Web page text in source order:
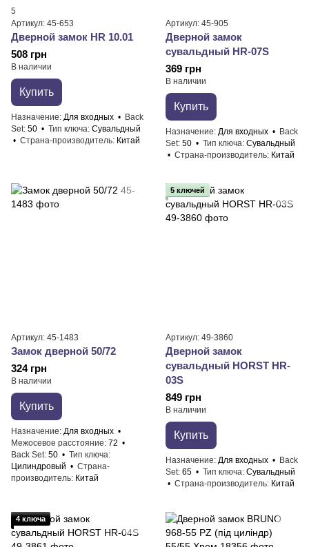
5
Артикул: 45-653
Дверной замок HR 10.01
508 грн
В наличии
Купить
Назначение Для входных
Back
Set 50 Тип ключа Сувальдный
Страна-производитель Китай
Артикул: 45-905
Дверной замок
сувальдный HR-07S
369 грн
В наличии
Купить
Назначение Для входных
Back
Set 50 Тип ключа Сувальдный
Страна-производитель Китай
Артикул: 45-1483
Замок дверной 50/72
324 грн
В наличии
Купить
Назначение Для входных
Межосевое расстояние 72
Back Set 50
Тип ключа
Цилиндровый
Страна-
производитель Китай
5 ключей
Артикул: 49-3860
Дверной замок
сувальдный HORST HR-
03S
849 грн
В наличии
Купить
Назначение Для входных
Back
Set 65 Тип ключа Сувальдный
Страна-производитель Китай
4 ключа